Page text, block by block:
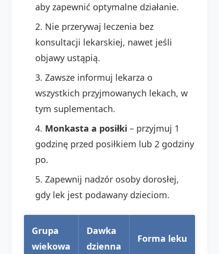
aby zapewnić optymalne działanie.
Nie przerywaj leczenia bez
konsultacji lekarskiej, nawet jeśli
objawy ustąpią.
Zawsze informuj lekarza o
wszystkich przyjmowanych lekach, w
tym suplementach.
Monkasta a posiłki – przyjmuj 1
godzinę przed posiłkiem lub 2 godziny
po.
Zapewnij nadzór osoby dorosłej,
gdy lek jest podawany dzieciom.
Grupa
wiekowa
Dawka
dzienna
Forma leku